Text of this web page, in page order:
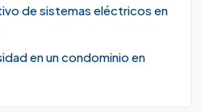
de sistemas eléctricos en
en un condominio en